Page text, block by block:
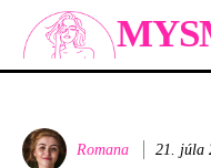
Romana 21. júla